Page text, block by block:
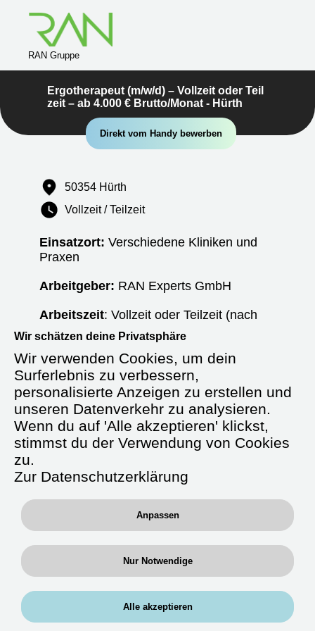
RAN Gruppe
Ergotherapeut (m/w/d) – Vollzeit oder Teil
zeit – ab 4.000 € Brutto/Monat - Hürth
Direkt vom Handy bewerben
50354 Hürth
Vollzeit / Teilzeit
Einsatzort: Verschiedene Kliniken und
Praxen
Arbeitgeber: RAN Experts GmbH
Arbeitszeit: Vollzeit oder Teilzeit (nach
Absprache)
Starttermin:Ab sofort oder nach
Vereinbarung
Anstellungsart: Unbefristet
Gehalt:Ab 4.000 € brutto/Monat +
Verpflegungsgeld
Zusatzleistungen:
Weiterbildung, betriebliche Altersvorsorge
RAN Experts GmbH
spezialisierter medizinischer
Wir schätzen deine Privatsphäre
Wir verwenden Cookies, um dein
Surferlebnis zu verbessern,
personalisierte Anzeigen zu erstellen und
unseren Datenverkehr zu analysieren.
Wenn du auf 'Alle akzeptieren' klickst,
stimmst du der Verwendung von Cookies
zu.
Zur Datenschutzerklärung
Anpassen
Nur Notwendige
Alle akzeptieren